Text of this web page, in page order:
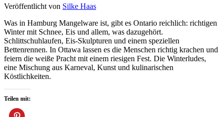
Veröffentlicht von Silke Haas
Was in Hamburg Mangelware ist, gibt es Ontario reichlich: richtigen
Winter mit Schnee, Eis und allem, was dazugehört.
Schlittschuhlaufen, Eis-Skulpturen und einem speziellen
Bettenrennen. In Ottawa lassen es die Menschen richtig krachen und
feiern die weiße Pracht mit einem riesigen Fest. Die Winterludes,
eine Mischung aus Karneval, Kunst und kulinarischen
Köstlichkeiten.
Teilen mit: